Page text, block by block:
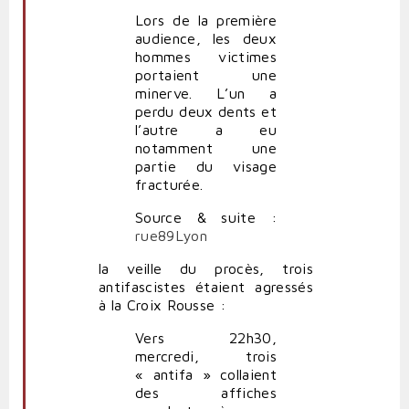
Lors de la première
audience, les deux
hommes victimes
portaient une
minerve. L’un a
perdu deux dents et
l’autre a eu
notamment une
partie du visage
fracturée.
Source & suite :
rue89Lyon
la veille du procès, trois
antifascistes étaient agressés
à la Croix Rousse :
Vers 22h30,
mercredi, trois
« antifa » collaient
des affiches